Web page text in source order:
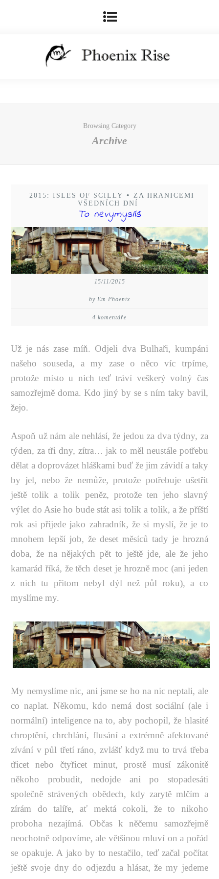
Browsing Category
Archive
2015: ISLES OF SCILLY •
ZA HRANICEMI
VŠEDNÍCH DNÍ
To nevymyslíš
15/11/2015
by Em Phoenix
4 komentáře
Už je nás zase míň. Odjeli dva Bulhaři, kumpáni
našeho souseda, a my zase o něco víc trpíme,
protože místo u nich teď tráví veškerý volný čas
samozřejmě doma. Kdo jiný by se s ním taky bavil,
žejo.
Aspoň už nám ale nehlásí, že jedou za dva týdny, za
týden, za tři dny, zítra… jak to měl neustále potřebu
dělat a doprovázet hláškami buď že jim závidí a taky
by jel, nebo že nemůže, protože potřebuje ušetřit
ještě tolik a tolik peněz, protože ten jeho slavný
výlet do Asie ho bude stát asi tolik a tolik, a že příští
rok asi přijede jako zahradník, že si myslí, že je to
mnohem lepší job, že deset měsíců tady je hrozná
doba, že na nějakých pět to ještě jde, ale že jeho
kamarád říká, že těch deset je hrozně moc (ani jeden
z nich tu přitom nebyl dýl než půl roku), a co
myslíme my.
My nemyslíme nic, ani jsme se ho na nic neptali, ale
co naplat. Někomu, kdo nemá dost sociální (ale i
normální) inteligence na to, aby pochopil, že hlasité
chroptění, chrchlání, flusání a extrémně afektované
zívání v půl třetí ráno, zvlášť když mu to trvá třeba
třicet nebo čtyřicet minut, prostě musí zákonitě
někoho probudit, nedojde ani po stopadesáti
společně strávených obědech, kdy zarytě mlčím a
zírám do talíře, ať mektá cokoli, že to nikoho
proboha nezajímá. Občas k něčemu samozřejmě
neochotně odpovíme, ale většinou mluví on a pořád
se opakuje. A jako by to nestačilo, teď začal počítat
ještě svoje dny do odjezdu a hlásat, že my jedeme